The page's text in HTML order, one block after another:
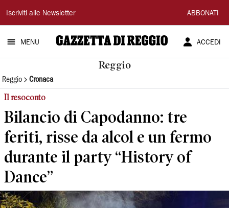
Gazzetta
di
Reggio
Iscriviti alle Newsletter ABBONATI
MENU ACCEDI
Reggio
Reggio Cronaca
Il resoconto
Bilancio di Capodanno: tre
feriti, risse da alcol e un fermo
durante il party “History of
Dance”